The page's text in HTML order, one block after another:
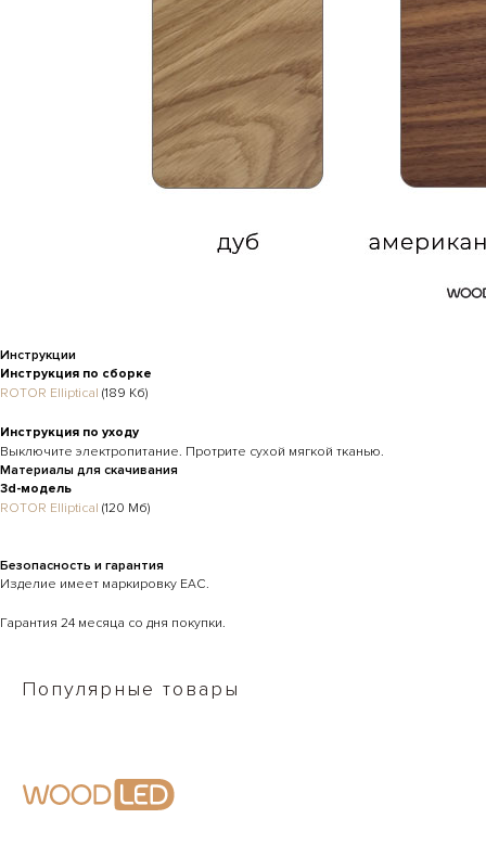
Инструкции
Инструкция по сборке
ROTOR Elliptical (189 Кб)
Инструкция по уходу
Выключите электропитание. Протрите сухой мягкой тканью.
Материалы для скачивания
3d-модель
ROTOR Elliptical (120 Мб)
Безопасность и гарантия
Изделие имеет маркировку EAC.
Гарантия 24 месяца со дня покупки.
Популярные товары
Сайт запустила Молния
магазин WOODLED. Все права
защищены